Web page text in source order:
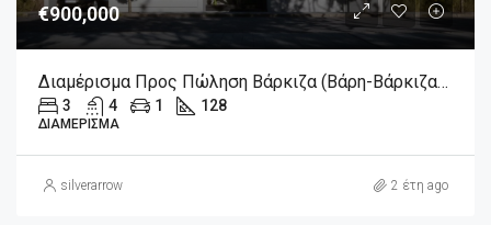
€900,000
Διαμέρισμα Προς Πώληση Βάρκιζα (Βάρη-Βάρκιζα) 900.000€ , 128 Τ.Μ.
3 4 1 128
ΔΙΑΜΈΡΙΣΜΑ
silverarrow 2 έτη ago